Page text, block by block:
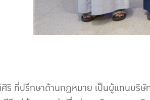
ริ ที่ปรึกษาด้านกฏหมาย เป็นผู้แทนบริษั